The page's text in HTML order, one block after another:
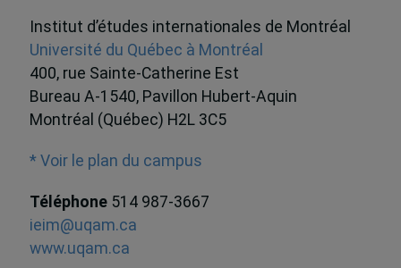
Institut d’études internationales de Montréal
Université du Québec à Montréal
400, rue Sainte-Catherine Est
Bureau A-1540, Pavillon Hubert-Aquin
Montréal (Québec) H2L 3C5
* Voir le plan du campus
Téléphone 514 987-3667
ieim@uqam.ca
www.uqam.ca